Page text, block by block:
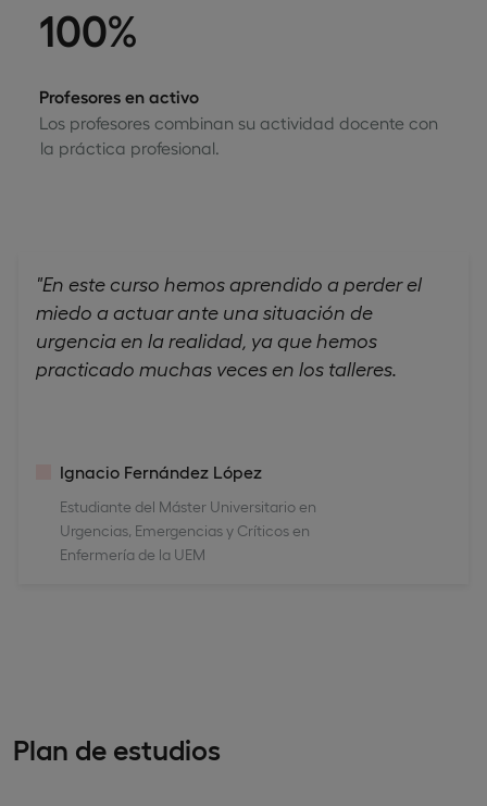
100%
Profesores en activo
Los profesores combinan su actividad docente con
la práctica profesional.
"En este curso hemos aprendido a perder el
miedo a actuar ante una situación de
urgencia en la realidad, ya que hemos
practicado muchas veces en los talleres.
Ignacio Fernández López
Estudiante del Máster Universitario en
Urgencias, Emergencias y Críticos en
Enfermería de la UEM
Plan de estudios